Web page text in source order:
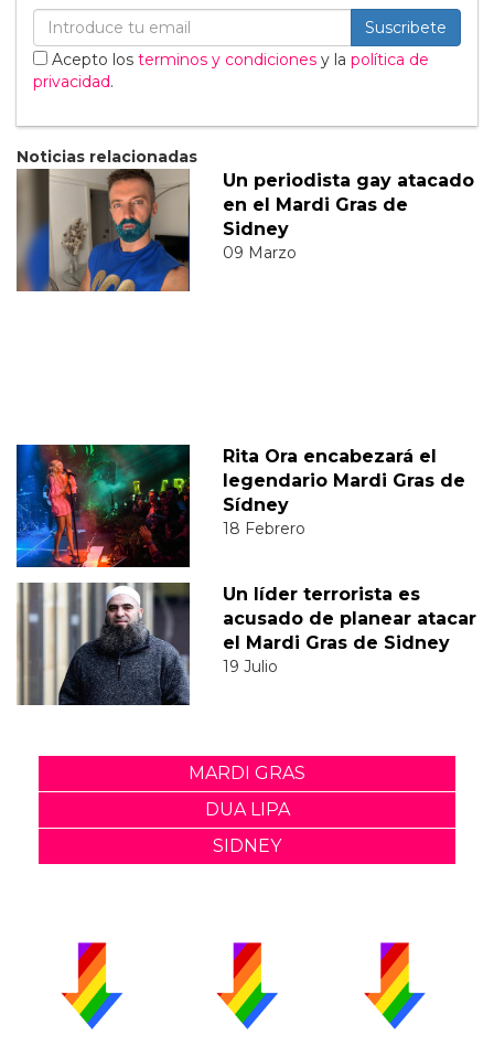
Suscribete
Acepto los terminos y condiciones y la política de
privacidad.
Noticias relacionadas
Un periodista gay atacado
en el Mardi Gras de
Sidney
09 Marzo
Rita Ora encabezará el
legendario Mardi Gras de
Sídney
18 Febrero
Un líder terrorista es
acusado de planear atacar
el Mardi Gras de Sidney
19 Julio
MARDI GRAS
DUA LIPA
SIDNEY